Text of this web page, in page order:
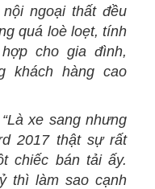
ngoại thất đều
quá loè loẹt, tính
cho gia đình,
khách hàng cao
“Là xe sang nhưng
2017 thật sự rất
chiếc bán tải ấy.
thì làm sao cạnh